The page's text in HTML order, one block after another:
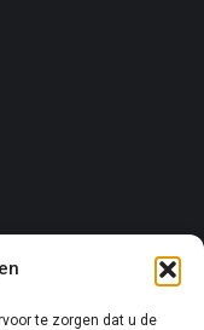
te zorgen dat u de